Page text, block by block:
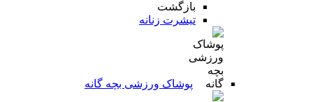
بازگشت
تیشرت زنانه
پوشاک ورزشی بچه گانه